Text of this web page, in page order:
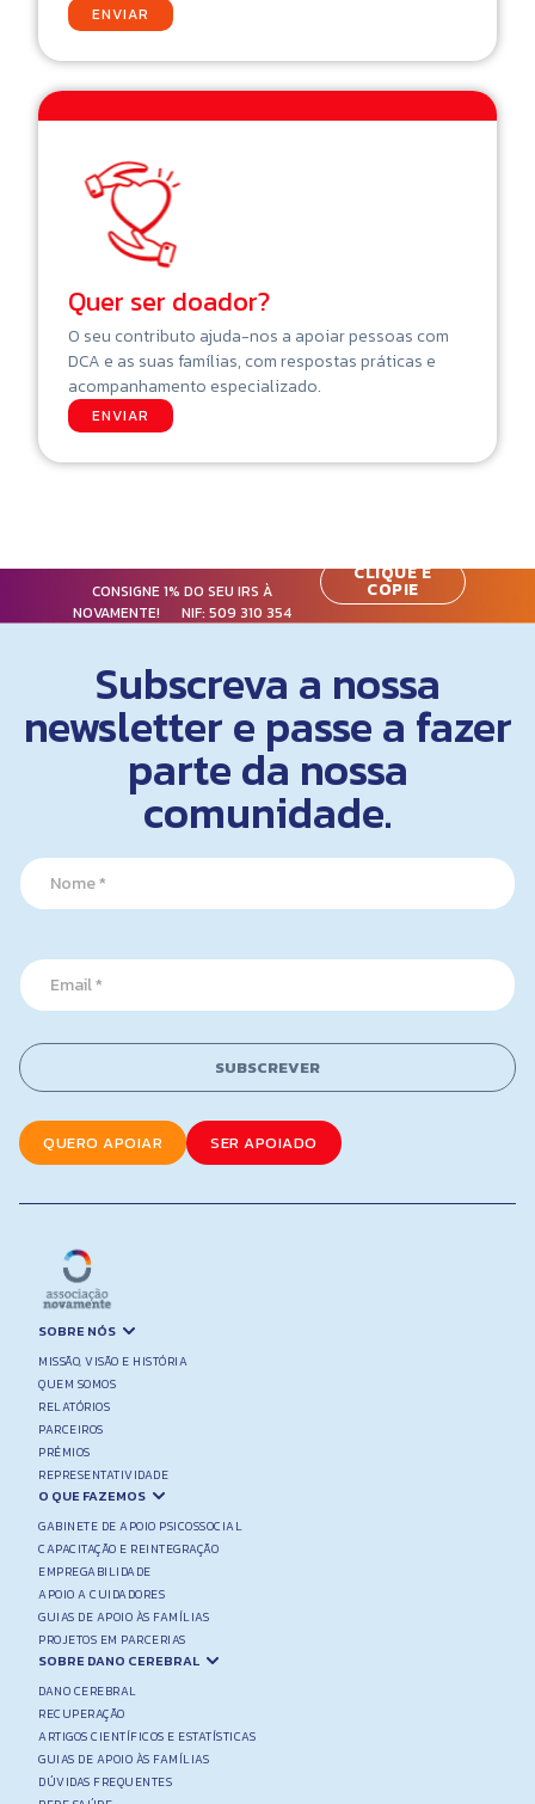
ENVIAR
Quer ser doador?
O seu contributo ajuda-nos a apoiar pessoas com
DCA e as suas famílias, com respostas práticas e
acompanhamento especializado.
ENVIAR
CONSIGNE 1% DO SEU IRS À
NOVAMENTE! NIF:509 310 354
CLIQUE E
COPIE
Subscreva a nossa
newsletter e passe a fazer
parte da nossa
comunidade.
a
m
*
N
a
m
E
m
a
l
*
SUBSCREVER
QUERO APOIAR SER APOIADO
SOBRE NÓS
MISSÃO, VISÃO E HISTÓRIA
QUEM SOMOS
RELATÓRIOS
PARCEIROS
PRÉMIOS
REPRESENTATIVIDADE
O QUE FAZEMOS
GABINETE DE APOIO PSICOSSOCIAL
CAPACITAÇÃO E REINTEGRAÇÃO
EMPREGABILIDADE
APOIO A CUIDADORES
GUIAS DE APOIO ÀS FAMÍLIAS
PROJETOS EM PARCERIAS
SOBRE DANO CEREBRAL
DANO CEREBRAL
RECUPERAÇÃO
ARTIGOS CIENTÍFICOS E ESTATÍSTICAS
GUIAS DE APOIO ÀS FAMÍLIAS
DÚVIDAS FREQUENTES